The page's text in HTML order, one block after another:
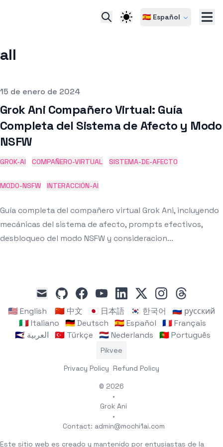
🇪🇸 Español
all
pub
15 de enero de 2024
Grok Ani Compañero Virtual: Guía
Completa del Sistema de Afecto y Modo
NSFW
GROK-AI COMPAÑERO-VIRTUAL SISTEMA-DE-AFECTO
MODO-NSFW INTERACCIÓN-AI
Guía completa del compañero virtual Grok Ani, incluyendo
mecánicas del sistema de afecto, prompts efectivos,
desbloqueo del modo NSFW y consideracion...
mail
githubfacebookyoutubelinkedin
x instagramthreads
🇺🇸 English 🇨🇳 中文 🇯🇵 日本語 🇰🇷 한국어
🇷🇺 русский
🇮🇹 Italiano
🇩🇪 Deutsch 🇪🇸 Español
🇫🇷 Français
🇸🇦 العربية
🇹🇷 Türkçe 🇳🇱 Nederlands 🇵🇹 Português
Pikvee
Privacy Policy Refund Policy
© 2026
•
Grok Ani
•
Contact: admin@mochi1ai.com
Este sitio web es creado y mantenido por entusiastas de la